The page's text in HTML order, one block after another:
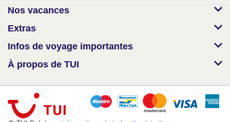
Nos vacances
Extras
Infos de voyage importantes
À propos de TUI